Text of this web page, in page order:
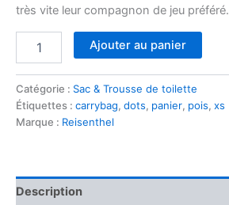
très vite leur compagnon de jeu préféré.
XS
dots
Ajouter au panier
Catégorie : Sac & Trousse de toilette
Étiquettes : carrybag, dots, panier, pois, xs
Marque : Reisenthel
Description